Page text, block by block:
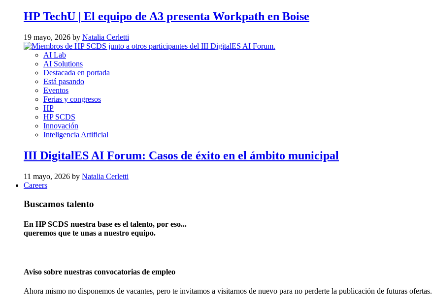
HP TechU | El equipo de A3 presenta Workpath en Boise
19 mayo, 2026 by Natalia Cerletti
AI Lab
AI Solutions
Destacada en portada
Está pasando
Eventos
Ferias y congresos
HP
HP SCDS
Innovación
Inteligencia Artificial
III DigitalES AI Forum: Casos de éxito en el ámbito municipal
11 mayo, 2026 by Natalia Cerletti
Careers
Buscamos talento
En HP SCDS nuestra base es el talento, por eso...
queremos que te unas a nuestro equipo.
Aviso sobre nuestras convocatorias de empleo
Ahora mismo no disponemos de vacantes, pero te invitamos a visitarnos de nuevo para no perderte la publicación de futuras ofertas.